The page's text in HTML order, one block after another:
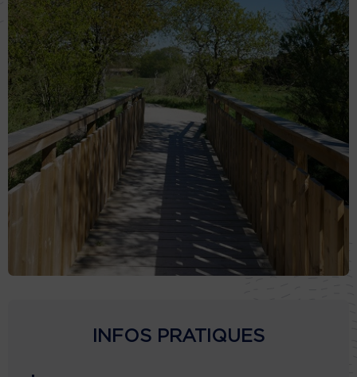
INFOS PRATIQUES